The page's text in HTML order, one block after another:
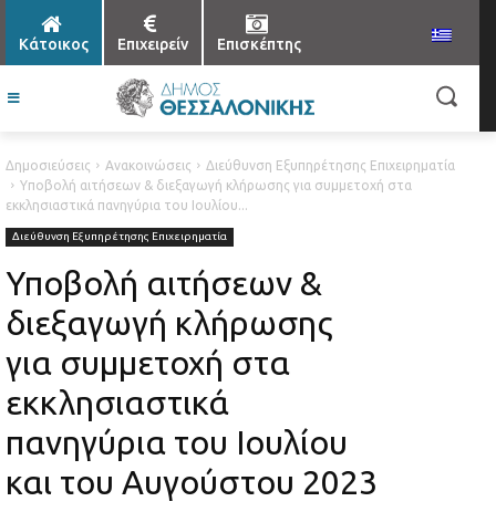
Κάτοικος Επιχειρείν Επισκέπτης
Δημοσιεύσεις Ανακοινώσεις
Διεύθυνση Εξυπηρέτησης Επιχειρηματία
Υποβολή αιτήσεων & διεξαγωγή κλήρωσης για συμμετοχή στα
εκκλησιαστικά πανηγύρια του Ιουλίου...
Διεύθυνση Εξυπηρέτησης Επιχειρηματία
Υποβολή αιτήσεων &
διεξαγωγή κλήρωσης
για συμμετοχή στα
εκκλησιαστικά
πανηγύρια του Ιουλίου
και του Αυγούστου 2023